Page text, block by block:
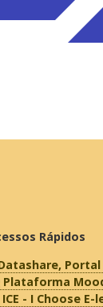
Rápidos
Portal
Plataforma
ICE - I Choose E-